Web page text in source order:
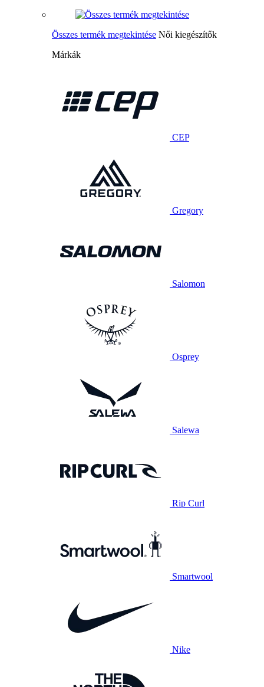
Összes termék megtekintése Női kiegészítők
Márkák
CEP
Gregory
Salomon
Osprey
Salewa
Rip Curl
Smartwool
Nike